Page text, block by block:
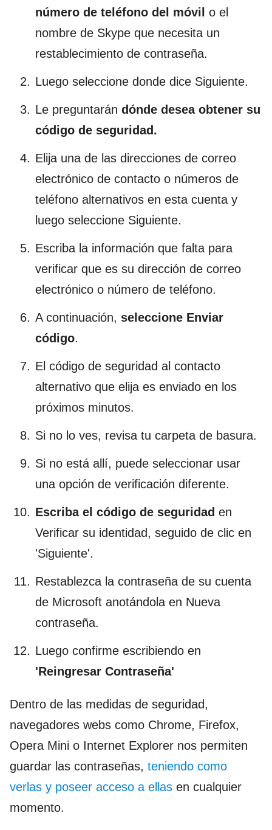
número de teléfono del móvil o el
nombre de Skype que necesita un
restablecimiento de contraseña.
Luego seleccione donde dice Siguiente.
Le preguntarán dónde desea obtener su
código de seguridad.
Elija una de las direcciones de correo
electrónico de contacto o números de
teléfono alternativos en esta cuenta y
luego seleccione Siguiente.
Escriba la información que falta para
verificar que es su dirección de correo
electrónico o número de teléfono.
A continuación, seleccione Enviar
código.
El código de seguridad al contacto
alternativo que elija es enviado en los
próximos minutos.
Si no lo ves, revisa tu carpeta de basura.
Si no está allí, puede seleccionar usar
una opción de verificación diferente.
Escriba el código de seguridad en
Verificar su identidad, seguido de clic en
'Siguiente'.
Restablezca la contraseña de su cuenta
de Microsoft anotándola en Nueva
contraseña.
Luego confirme escribiendo en
'Reingresar Contraseña'
Dentro de las medidas de seguridad,
navegadores webs como Chrome, Firefox,
Opera Mini o Internet Explorer nos permiten
guardar las contraseñas, teniendo como
verlas y poseer acceso a ellas en cualquier
momento.